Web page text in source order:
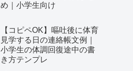
め｜小学生向け
【コピペOK】嘔吐後に体育
見学する日の連絡帳文例｜
小学生の体調回復途中の書
き方テンプレ